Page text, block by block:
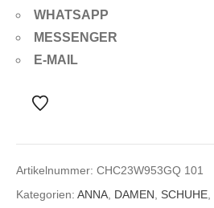
WHATSAPP
MESSENGER
E-MAIL
Artikelnummer: CHC23W953GQ 101
Kategorien: ANNA DAMEN SCHUHE